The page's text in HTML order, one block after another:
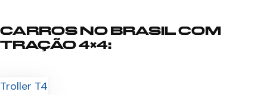
CARROS NO BRASIL COM
TRAÇÃO 4×4: